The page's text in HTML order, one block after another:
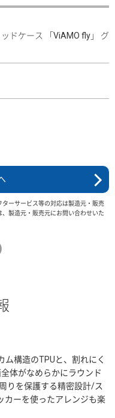
ドケース 「ViAMO fly」 グ
ーサービス等の対応は製造元・販売
製造元・販売元にお問い合わせいた
ム構造のTPUと、割れにく
体がなめらかにラウンド
りを保護する精密設計/ス
カーを使ったアレンジも楽